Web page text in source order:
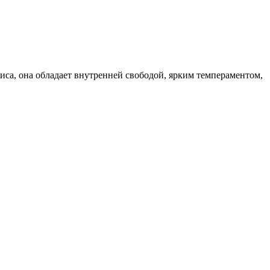
она обладает внутренней свободой, ярким темпераментом,